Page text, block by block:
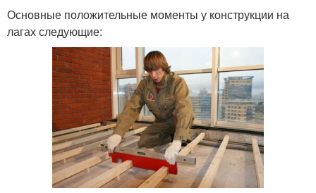
Основные положительные моменты у конструкции на
лагах следующие: